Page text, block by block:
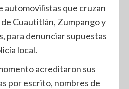
automovilistas que cruzan
Cuautitlán, Zumpango y
para denunciar supuestas
local.
acreditaron sus
por escrito, nombres de